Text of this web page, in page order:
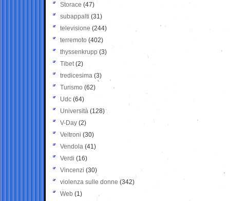
Storace (47)
subappalti (31)
televisione(244)
terremoto (402)
thyssenkrupp (3)
Tibet(2)
tredicesima (3)
Turismo (62)
Udc (64)
Università (128)
V-Day (2)
Veltroni (30)
Vendola (41)
Verdi (16)
Vincenzi (30)
violenza sulle donne (342)
Web (1)